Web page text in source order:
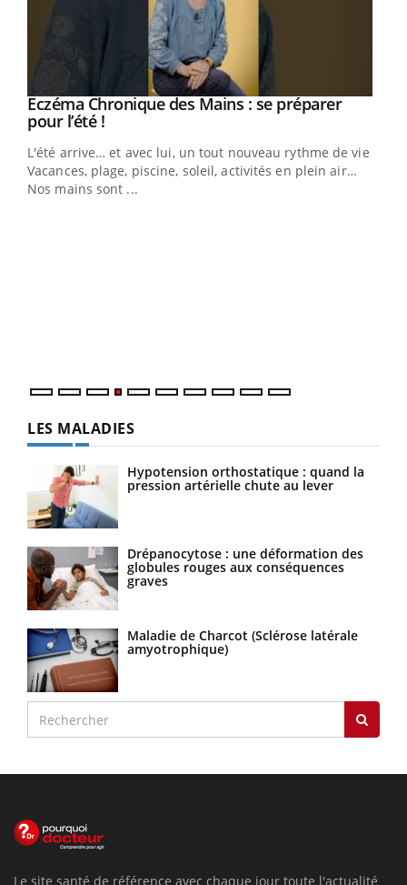
Youtube
Eczéma Chronique des Mains : se préparer
pour l’été !Youtube
L'été arrive… et avec lui, un tout nouveau rythme de vie !
Vacances, plage, piscine, soleil, activités en plein air…
Nos mains sont ...
LES MALADIES
Hypotension orthostatique : quand la
pression artérielle chute au lever
Drépanocytose : une déformation des
globules rouges aux conséquences
graves
Maladie de Charcot (Sclérose latérale
amyotrophique)
Le site santé de référence avec chaque jour toute l'actualité